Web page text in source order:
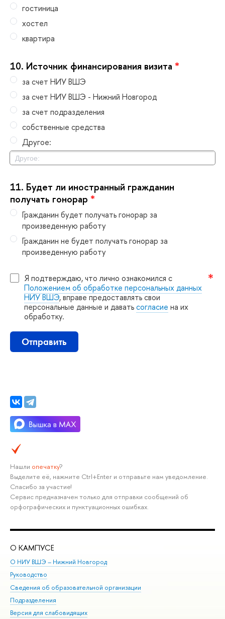
остиница
хостел
квартира
10. Источник финансирования визита *
за счет НИУ ВШЭ
за счет НИУ ВШЭ - Нижний Новгород
за счет подразделения
собственные средства
Другое:
11. Будет ли иностранный гражданин
получать гонорар *
Гражданин будет получать гонорар за
произведенную работу
Гражданин не будет получать гонорар за
произведенную работу
Я подтверждаю, что лично ознакомился с
Положением об обработке персональных данных
НИУ ВШЭ, вправе предоставлять свои
персональные данные и даватьсогласие на их
обработку.
Отправить
Нашли опечатку?
ыделите её, нажмите Ctrl+Enter и отправьте нам уведомление.
Спасибо за участие!
Сервис предназначен только для отправки сообщений о
орфографических и пунктуационных ошибках.
О КАМПУСЕ
О НИУ ВШЭ – Нижний Новгород
Руководство
Сведения об образовательной организации
Подразделения
ерсия для слабовидящих